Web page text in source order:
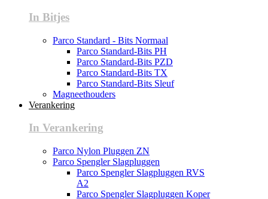
In Bitjes
Parco Standard - Bits Normaal
Parco Standard-Bits PH
Parco Standard-Bits PZD
Parco Standard-Bits TX
Parco Standard-Bits Sleuf
Magneethouders
Verankering
In Verankering
Parco Nylon Pluggen ZN
Parco Spengler Slagpluggen
Parco Spengler Slagpluggen RVS
A2
Parco Spengler Slagpluggen Koper